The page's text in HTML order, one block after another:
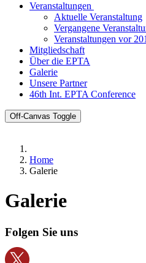
Veranstaltungen
Aktuelle Veranstaltung
Vergangene
Veranstaltungen vor
Mitgliedschaft
Über die EPTA
Galerie
Unsere Partner
46th Int. EPTA Conference
Off-Canvas Toggle
Home
Galerie
Galerie
Folgen Sie uns